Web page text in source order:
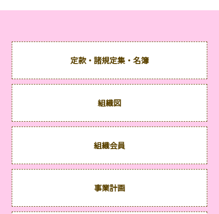
定款・諸規定集・名簿
組織図
組織会員
事業計画